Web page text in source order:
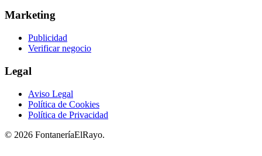
Marketing
Publicidad
Verificar negocio
Legal
Aviso Legal
Política de Cookies
Política de Privacidad
© 2026 FontaneríaElRayo.